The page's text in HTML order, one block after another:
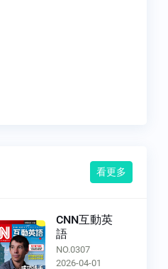
看更多
CNN互動英
語
NO.0307
2026-04-01